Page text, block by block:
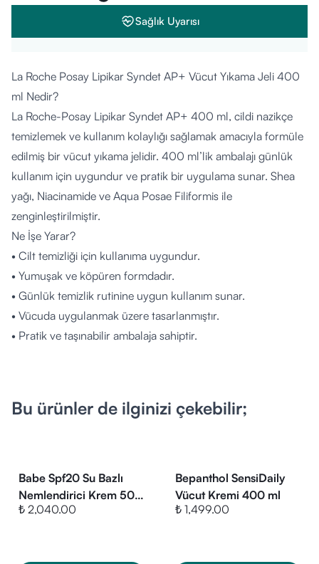
Sağlık Uyarısı
La Roche Posay Lipikar Syndet AP+ Vücut Yıkama Jeli 400
ml Nedir?
La Roche-Posay Lipikar Syndet AP+ 400 ml, cildi nazikçe
temizlemek ve kullanım kolaylığı sağlamak amacıyla formüle
edilmiş bir vücut yıkama jelidir. 400 ml’lik ambalajı günlük
kullanım için uygundur ve pratik bir uygulama sunar. Shea
yağı, Niacinamide ve Aqua Posae Filiformis ile
zenginleştirilmiştir.
Ne İşe Yarar?
• Cilt temizliği için kullanıma uygundur.
• Yumuşak ve köpüren formdadır.
• Günlük temizlik rutinine uygun kullanım sunar.
• Vücuda uygulanmak üzere tasarlanmıştır.
• Pratik ve taşınabilir ambalaja sahiptir.
Nasıl Kullanılır?
• Gerekirse gün içinde tekrar edilebilir.
• Göz çevresine temasından kaçının.
Kimler Kullanabilir?
Bu ürünler de ilginizi çekebilir;
Babe Spf20 Su Bazlı
Nemlendirici Krem 50
ml
₺ 2,040.00
Bepanthol SensiDaily
Vücut Kremi 400 ml
₺ 1,499.00